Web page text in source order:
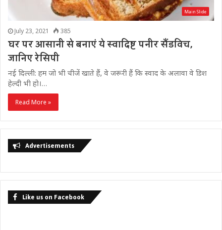
Main Slide
July 23, 2021 385
घर पर आसानी से बनाएं ये स्वादिष्ट पनीर सैंडविच,
जानिए रेसिपी
नई दिल्ली: हम जो भी चीजें खाते हैं, वे जरूरी हैं कि स्वाद के अलावा वे डिश
हेल्दी भी हो।…
Read More »
Advertisements
Like us on Facebook